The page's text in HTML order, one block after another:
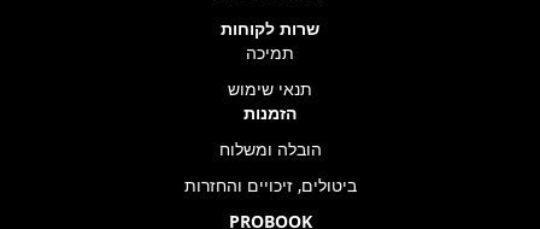
שרות לקוחות
תמיכה
תנאי שימוש
הזמנות
הובלה ומשלוח
ביטולים, זיכויים והחזרות
PROBOOK